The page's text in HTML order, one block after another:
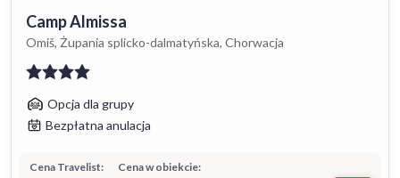
Camp Almissa
Omiš, Żupania splicko-dalmatyńska, Chorwacja
Opcja dla grupy
Bezpłatna anulacja
Cena w obiekcie:
Cena Travelist: